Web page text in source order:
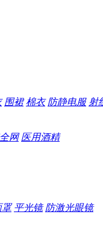
围裙 棉衣 防静电服 射
网 医用酒精
罩 平光镜 防激光眼镜